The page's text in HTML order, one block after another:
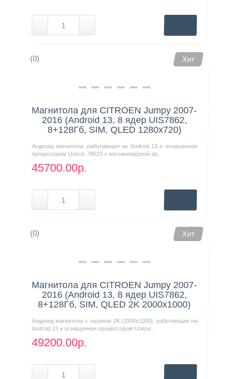
(0) Хит
Магнитола для CITROEN Jumpy 2007-
2016 (Android 13, 8 ядер UIS7862,
8+128Гб, SIM, QLED 1280x720)
Андроид магнитола, работающая на Android 13 и оснащенная
процессором Unisoc 7862S с восьмиядерной ар..
45700.00р.
(0) Хит
Магнитола для CITROEN Jumpy 2007-
2016 (Android 13, 8 ядер UIS7862,
8+128Гб, SIM, QLED 2K 2000x1000)
Андроид магнитола с экраном 2К (2000х1000), работающая на
Android 13 и оснащенная процессором Unisoc..
49200.00р.